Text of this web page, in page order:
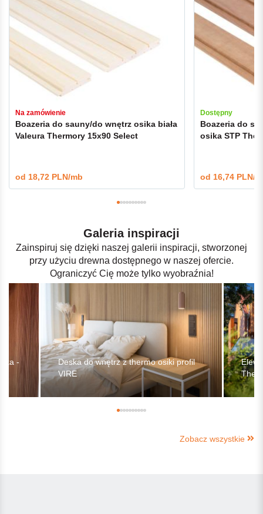
Na zamówienie
Boazeria do sauny/do wnętrz osika biała
Valeura Thermory 15x90 Select
od 18,72 PLN/mb
Dostępny
Boazeria do
osika STP
od 16,74 PLN/
Galeria inspiracji
Zainspiruj się dzięki naszej galerii inspiracji, stworzonej
przy użyciu drewna dostępnego w naszej ofercie.
Ograniczyć Cię może tylko wyobraźnia!
-
Deska do wnętrz z thermo osiki profil
VIRE
Zobacz wszystkie